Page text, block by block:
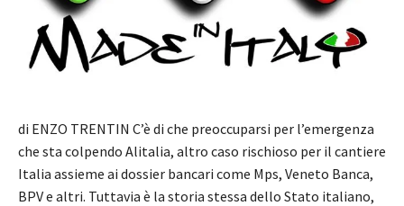
di ENZO TRENTIN C’è di che preoccuparsi per l’emergenza
che sta colpendo Alitalia, altro caso rischioso per il cantiere
Italia assieme ai dossier bancari come Mps, Veneto Banca,
BPV e altri. Tuttavia è la storia stessa dello Stato italiano,